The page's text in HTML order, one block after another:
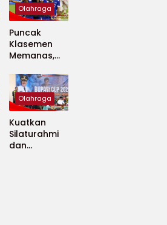
Olahraga
Puncak
Klasemen
Memanas,
Persija Saling
Tekan
Olahraga
Kuatkan
Silaturahmi
dan